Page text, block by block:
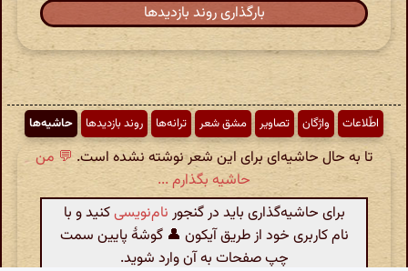
بارگذاری روند بازدیدها
اطّلاعات واژگان تصاویر مشق شعر ترانه‌ها روند بازدیدها حاشیه‌ها
تا به حال حاشیه‌ای برای این شعر نوشته نشده است. 💬 من
حاشیه بگذارم ...
برای حاشیه‌گذاری باید در گنجور نام‌نویسیکنید و با
نام کاربری خود از طریق آیکون 👤 گوشهٔ پایین سمت
چپ صفحات به آن وارد شوید.